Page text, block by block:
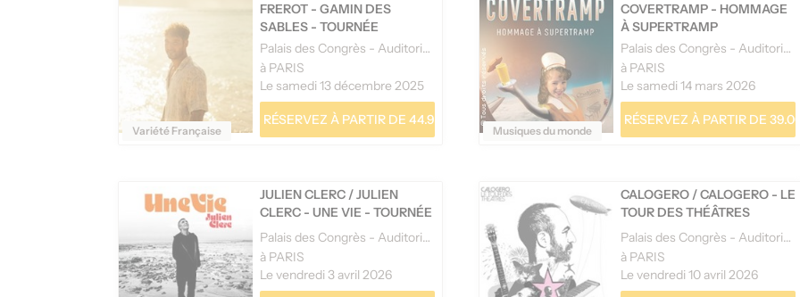
Variété Française
FREROT - GAMIN DES
SABLES - TOURNÉE
Palais des Congrès - Auditorium Maurice Ravel
à PARIS
Le samedi 13 décembre 2025
RÉSERVEZ À PARTIR DE 44.90 €
Musiques du monde
COVERTRAMP - HOMMAGE
À SUPERTRAMP
Palais des Congrès - Auditorium Maurice Ravel
à PARIS
Le samedi 14 mars 2026
RÉSERVEZ À PARTIR DE
JULIEN CLERC /JULIEN
CLERC - UNE VIE - TOURNÉE
Palais des Congrès - Auditorium Maurice Ravel
à PARIS
Le vendredi 3 avril 2026
CALOGERO /CALOGERO - LE
TOUR DES THÉÂTRES
Palais des Congrès - Auditorium Maurice Ravel
à PARIS
Le vendredi 10 avril 2026